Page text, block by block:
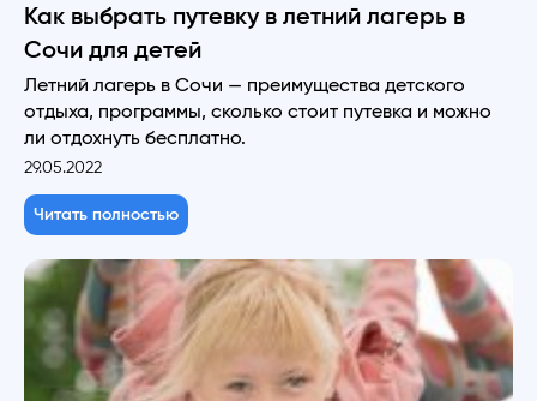
Как выбрать путевку в летний лагерь в
Сочи для детей
Летний лагерь в Сочи — преимущества детского
отдыха, программы, сколько стоит путевка и можно
ли отдохнуть бесплатно.
29.05.2022
Читать полностью